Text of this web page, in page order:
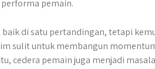
pemain.
di satu pertandingan, tetapi
sulit untuk membangun
cedera pemain juga menjadi